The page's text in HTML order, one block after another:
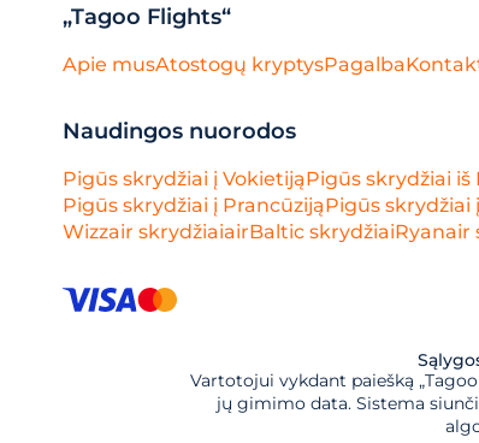
„Tagoo Flights“
Apie musAtostogų kryptysPagalba
Naudingos nuorodos
Pigūs skrydžiai į VokietijąPigūs skrydžiai iš
Pigūs skrydžiai į PrancūzijąPigūs skrydžiai
Wizzair skrydžiaiairBaltic skrydžiaiRyanair
Vartotojui vykdant paiešką
jų gimimo data. Sistema